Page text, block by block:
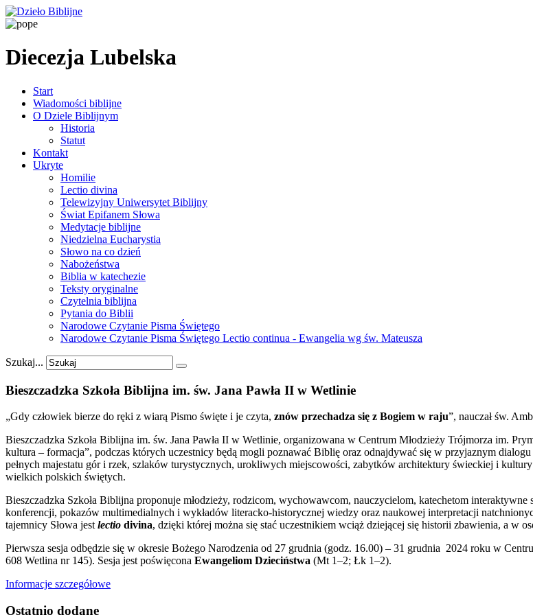
Diecezja Lubelska
Start
Wiadomości biblijne
O Dziele Biblijnym
Historia
Statut
Kontakt
Ukryte
Homilie
Lectio divina
Telewizyjny Uniwersytet Biblijny
Świat Epifanem Słowa
Medytacje biblijne
Niedzielna Eucharystia
Słowo na co dzień
Nabożeństwa
Biblia w katechezie
Teksty oryginalne
Czytelnia biblijna
Pytania do Biblii
Narodowe Czytanie Pisma Świętego
Narodowe Czytanie Pisma Świętego Lectio continua - Ewangelia wg św. Mateusza
Szukaj...
Bieszczadzka Szkoła Biblijna im. św. Jana Pawła II w Wetlinie
„Gdy człowiek bierze do ręki z wiarą Pismo święte i je czyta, znów przechadza się z Bogiem w raju”, nauczał św.
Bieszczadzka Szkoła Biblijna im. św. Jana Pawła II w Wetlinie, organizowana w Centrum Młodzieży Trójmorza im.
kultura – formacja”, podczas których uczestnicy będą mogli poznawać Biblię oraz odnajdywać się w przyjaznym
pełnych majestatu gór i rzek, szlaków turystycznych, urokliwych miejscowości, zabytków architektury świeckiej i
wielkich polskich świętych.
Bieszczadzka Szkoła Biblijna proponuje młodzieży, rodzicom, wychowawcom, nauczycielom, katechetom
konferencji, pokazów multimedialnych i wykładów literacko-historycznej wiedzy oraz naukowej interpretacji
tajemnicy Słowa jest lectio divina, dzięki której można się stać uczestnikiem wciąż dziejącej się historii zbawienia, a w
Pierwsza sesja odbędzie się w okresie Bożego Narodzenia od 27 grudnia (godz. 16.00) – 31 grudnia 2024 roku w
608 Wetlina nr 145). Sesja jest poświęcona Ewangeliom Dzieciństwa (Mt 1–2; Łk 1–2).
Informacje szczegółowe
Ostatnio dodane